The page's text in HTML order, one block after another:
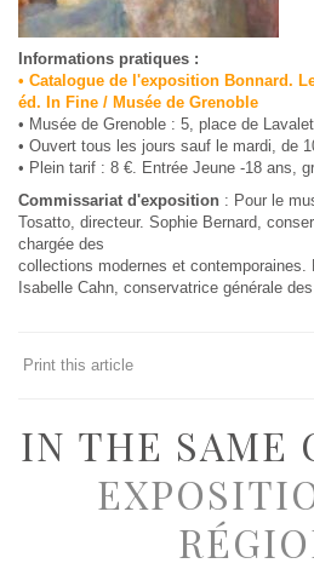
Informations pratiques :
• Catalogue de l'exposition Bonnard.
éd. In Fine / Musée de Grenoble
• Musée de Grenoble : 5, place de
• Ouvert tous les jours sauf le mardi, de
• Plein tarif : 8 €. Entrée Jeune -18 ans,
Commissariat d'exposition : Pour le
Tosatto, directeur. Sophie Bernard,
chargée des
collections modernes et contemporaines.
Isabelle Cahn, conservatrice générale
Print this article
IN THE SAME